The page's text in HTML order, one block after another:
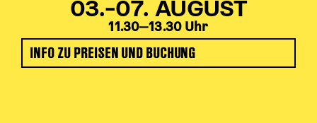
03.–07. AUGUST
11.30‒13.30 Uhr
INFO ZU PREISEN UND BUCHUNG